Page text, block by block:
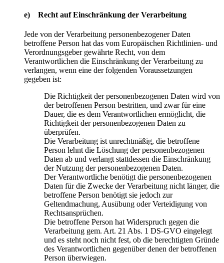
e) Recht auf Einschränkung der Verarbeitung
Jede von der Verarbeitung personenbezogener Daten
betroffene Person hat das vom Europäischen Richtlinien- und
Verordnungsgeber gewährte Recht, von dem
Verantwortlichen die Einschränkung der Verarbeitung zu
verlangen, wenn eine der folgenden Voraussetzungen
gegeben ist:
Die Richtigkeit der personenbezogenen Daten wird von
der betroffenen Person bestritten, und zwar für eine
Dauer, die es dem Verantwortlichen ermöglicht, die
Richtigkeit der personenbezogenen Daten zu
überprüfen.
Die Verarbeitung ist unrechtmäßig, die betroffene
Person lehnt die Löschung der personenbezogenen
Daten ab und verlangt stattdessen die Einschränkung
der Nutzung der personenbezogenen Daten.
Der Verantwortliche benötigt die personenbezogenen
Daten für die Zwecke der Verarbeitung nicht länger, die
betroffene Person benötigt sie jedoch zur
Geltendmachung, Ausübung oder Verteidigung von
Rechtsansprüchen.
Die betroffene Person hat Widerspruch gegen die
Verarbeitung gem. Art. 21 Abs. 1 DS-GVO eingelegt
und es steht noch nicht fest, ob die berechtigten Gründe
des Verantwortlichen gegenüber denen der betroffenen
Person überwiegen.